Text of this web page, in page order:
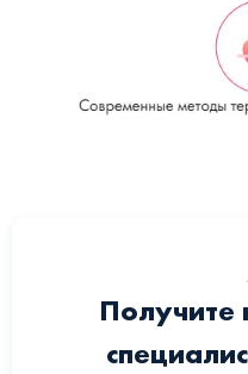
Получите